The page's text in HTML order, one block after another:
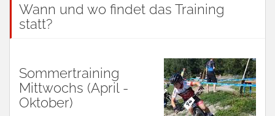
Wann und wo findet das Training
statt?
Sommertraining
Mittwochs (April -
Oktober)